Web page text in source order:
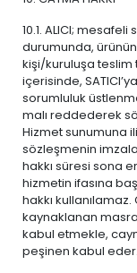
10.1. ALICI;
durumunda,
kişi/kuruluşa
içerisinde,
sorumluluk
malı reddederek
Hizmet sunumuna
sözleşmenin
hakkı süresi sona
hizmetin ifasına
hakkı kullanılamaz.
kaynaklanan
kabul etmekle,
peşinen kabul eder.